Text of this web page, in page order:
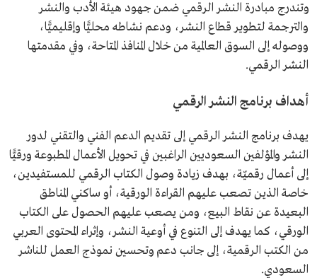
وتندرج مبادرة النشر الرقمي ضمن جهود هيئة الأدب والنشر
والترجمة لتطوير قطاع النشر، ودعم نشاطه محليًّا وإقليميًّا،
ووصوله إلى السوق العالمية من خلال المنافذ المتاحة، وفي مقدمتها
النشر الرقمي.
أهداف برنامج النشر الرقمي
يهدف برنامج النشر الرقمي إلى تقديم الدعم الفني والتقني لدور
النشر والمؤلفين السعوديين الراغبين في تحويل الأعمال المطبوعة ورقيًّا
إلى أعمال رقميّة، بهدف زيادة وصول الكتاب الرقمي للمستفيدين،
خاصة الذين تصعب عليهم القراءة الورقية، أو ساكني المناطق
البعيدة عن نقاط البيع، ومن يصعب عليهم الحصول على الكتاب
الورقي، كما يهدف إلى التنوع في أوعية النشر، وإثراء المحتوى العربي
من الكتب الرقمية، إلى جانب دعم وتحسين نموذج العمل للناشر
السعودي.